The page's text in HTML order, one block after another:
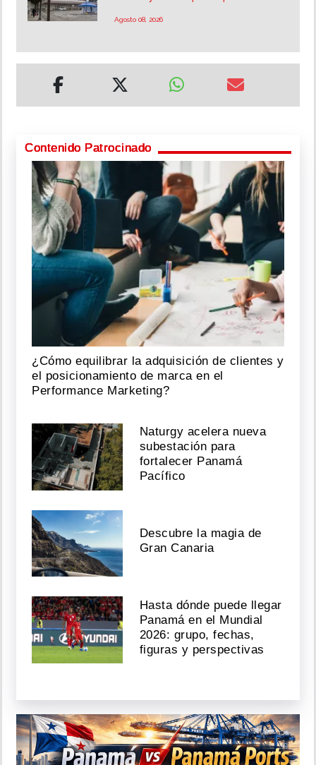
Agosto 08, 2026
Contenido Patrocinado
¿Cómo equilibrar la adquisición de clientes y
el posicionamiento de marca en el
Performance Marketing?
Naturgy acelera nueva
subestación para
fortalecer Panamá
Pacífico
Descubre la magia de
Gran Canaria
Hasta dónde puede llegar
Panamá en el Mundial
2026: grupo, fechas,
figuras y perspectivas